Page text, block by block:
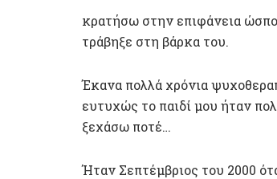
κρατήσω στην επιφάνεια
τράβηξε στη βάρκα του.
Έκανα πολλά χρόνια
ευτυχώς το παιδί μου ήταν
ξεχάσω ποτέ…
Ήταν Σεπτέμβριος του 2000